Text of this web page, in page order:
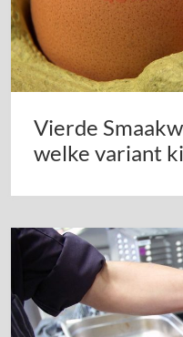
Vierde
welke variant